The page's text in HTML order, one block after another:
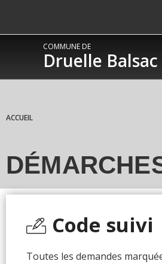
COMMUNE DE
Druelle Balsac
ACCUEIL
Code suivi
Toutes les demandes